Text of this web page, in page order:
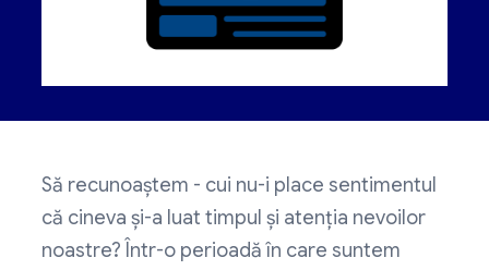
Să recunoaștem - cui nu-i place sentimentul
că cineva și-a luat timpul și atenția nevoilor
noastre? Într-o perioadă în care suntem